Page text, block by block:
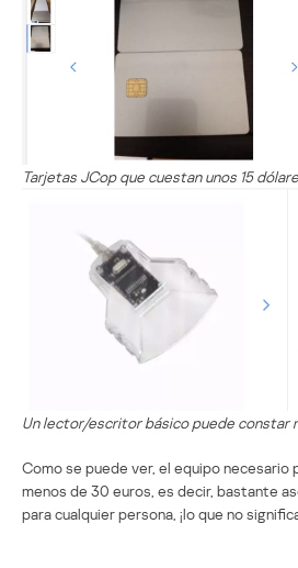
Tarjetas JCop que cuestan unos 15
Un lector/escritor básico puede constar
Como se puede ver, el equipo necesario
menos de 30 euros, es decir, bastante
para cualquier persona, ¡lo que no